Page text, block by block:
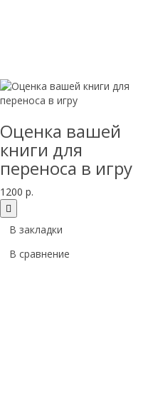
Оценка вашей
книги для
переноса в игру
1200 р.
В закладки
В сравнение